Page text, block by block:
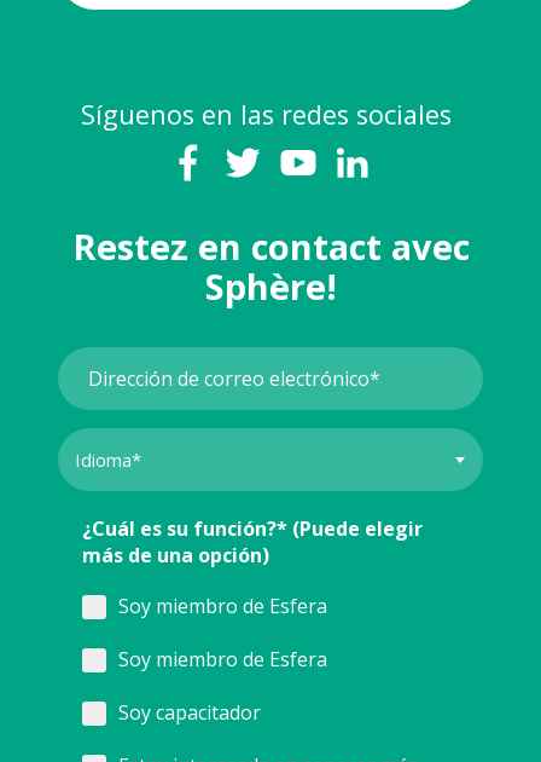
Síguenos en las redes sociales
Restez en contact avec
Sphère!
¿Cuál es su función?* (Puede elegir
más de una opción)
Soy miembro de Esfera
Soy miembro de Esfera
Soy capacitador